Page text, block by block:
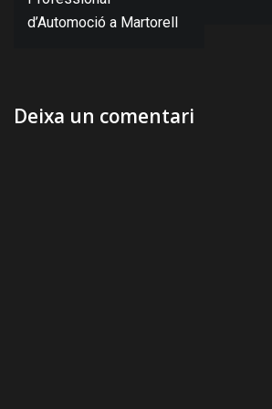
d’Automoció a Martorell
Deixa un comentari